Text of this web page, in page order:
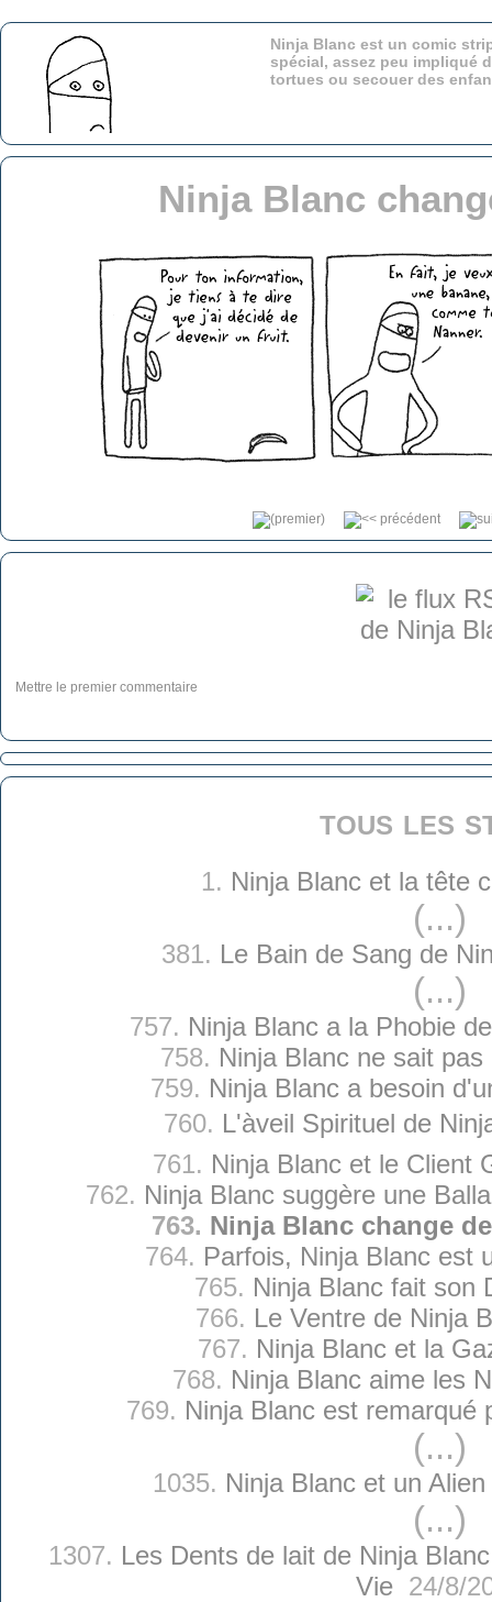
Ninja Blanc est un comic
spécial, assez peu impliqué
tortues ou secouer des
Ninja Blanc
Mettre le premier commentaire
tous les
1. Ninja Blanc et la tête
(...)
381. Le Bain de Sang de
(...)
757. Ninja Blanc a la Phobie
758. Ninja Blanc ne sait pas
759. Ninja Blanc a besoin
760. L'àveil Spirituel de
761. Ninja Blanc et le Client
762. Ninja Blanc suggère une
763. Ninja Blanc change
764. Parfois, Ninja Blanc est
765. Ninja Blanc fait son
766. Le Ventre de Ninja
767. Ninja Blanc et la
768. Ninja Blanc aime les
769. Ninja Blanc est remarqué
(...)
1035. Ninja Blanc et un
(...)
1307. Les Dents de lait de Ninja
Vie24/8/